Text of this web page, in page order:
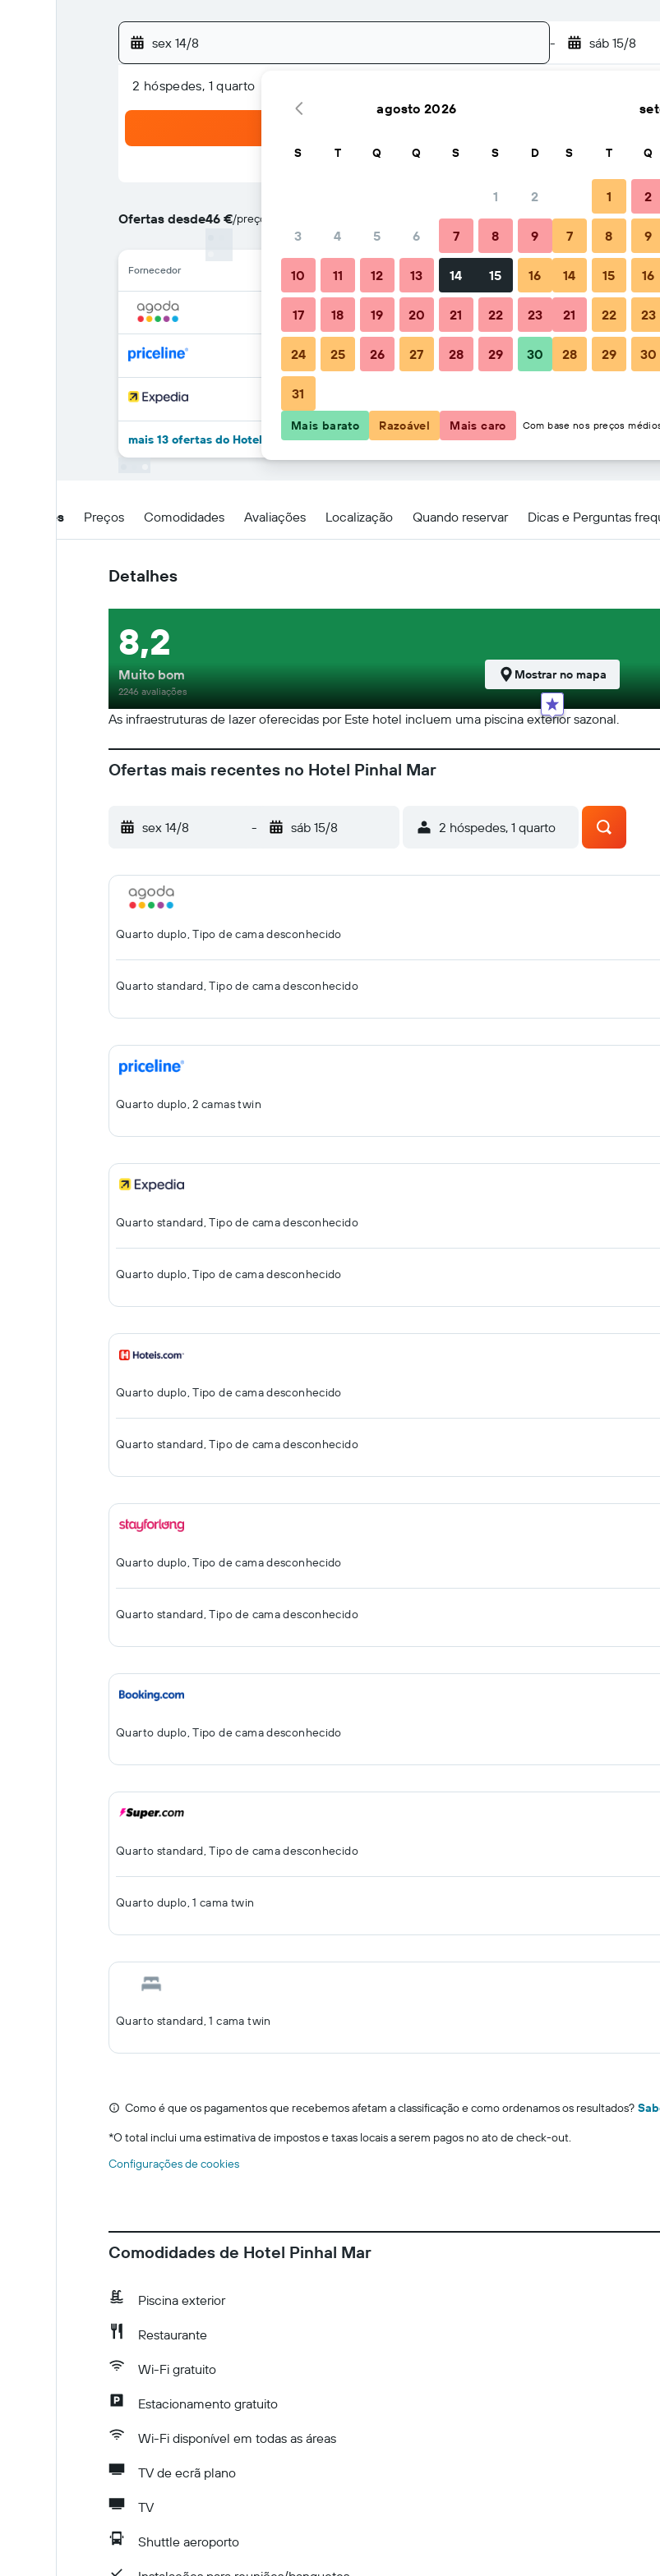
sex 14/8 - sáb 15/8
2 hóspedes, 1 quarto
Ofertas desde46 €/preço por noite mais barato(a)
Fornecedor Total
46 €
51 €
mais 13 ofertas do Hotel Pinhal Mar
Detalhes Preços Comodidades Avaliações Localização Quando reservar Dicas e Perguntas
Detalhes
As infraestruturas de lazer oferecidas por Este hotel incluem uma piscina exterior sazonal.
8,2
Muito bom
2246 avaliações
Mostrar no mapa
Ofertas mais recentes no Hotel Pinhal Mar
sex 14/8 - sáb 15/8 2 hóspedes, 1 quarto
Quarto duplo, Tipo de cama desconhecido
Quarto standard, Tipo de cama desconhecido
Quarto duplo, 2 camas twin
Quarto standard, Tipo de cama desconhecido
Quarto duplo, Tipo de cama desconhecido
Quarto duplo, Tipo de cama desconhecido
Quarto standard, Tipo de cama desconhecido
Quarto duplo, Tipo de cama desconhecido
Quarto standard, Tipo de cama desconhecido
Quarto duplo, Tipo de cama desconhecido
Quarto standard, Tipo de cama desconhecido
Quarto duplo, 1 cama twin
Quarto standard, 1 cama twin
Como é que os pagamentos que recebemos afetam a classificação e como ordenamos os resultados?
*O total inclui uma estimativa de impostos e taxas locais a serem pagos no ato de check-out.
Configurações de cookies
Comodidades de Hotel Pinhal Mar
Piscina exterior
Restaurante
Wi-Fi gratuito
Estacionamento gratuito
Wi-Fi disponível em todas as áreas
TV de ecrã plano
TV
Shuttle aeroporto
agosto 2026
S T Q Q S S D
1 2
3 4 5 6 7 8 9
10 11 12 13 14 15 16
17 18 19 20 21 22 23
24 25 26 27 28 29 30
31
S T Q
1 2
7 8 9
14 15 16
21 22 23
28 29 30
Mais barato Razoável Mais caro Com base nos preços